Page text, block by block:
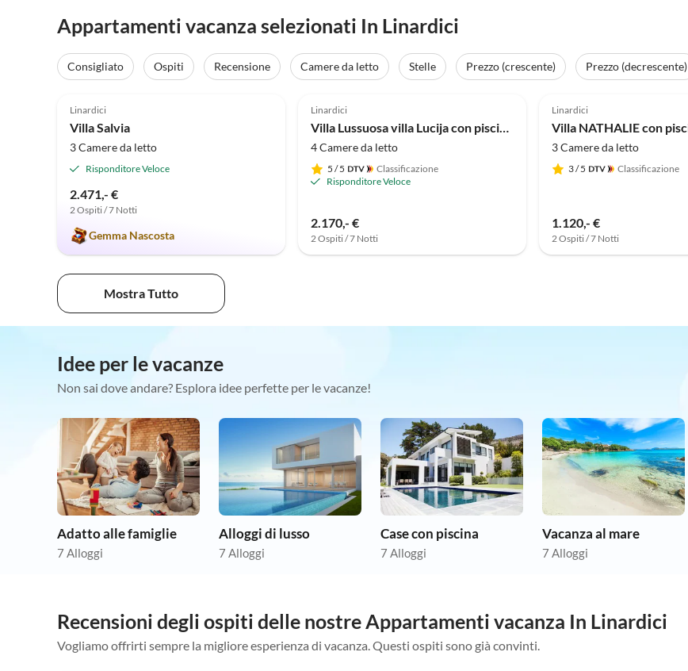
Appartamenti vacanza selezionati In Linardici
Consigliato Ospiti Recensione Camere da letto Stelle Prezzo (crescente)
Prezzo (decrescente)
Linardici
Villa Salvia
3 Camere da letto
Risponditore Veloce
2.471,- €
2 Ospiti / 7 Notti
Gemma Nascosta
Linardici
Villa Lussuosa villa Lucija con piscina riscaldata
4 Camere da letto
5 / 5
Classificazione
Risponditore Veloce
2.170,- €
2 Ospiti / 7 Notti
Linardici
3 Camere da letto
3/ 5 Classificazione
1.120,- €
2 Ospiti / 7 Notti
Mostra Tutto
Idee per le vacanze
Non sai dove andare? Esplora idee perfette per le vacanze!
Adatto alle famiglie
7 Alloggi
Alloggi di lusso
7 Alloggi
Case con piscina
7 Alloggi
Vacanza al mare
7 Alloggi
Recensioni degli ospiti delle nostre Appartamenti vacanza In Linardici
Vogliamo offrirti sempre la migliore esperienza di vacanza. Questi ospiti sono già convinti.